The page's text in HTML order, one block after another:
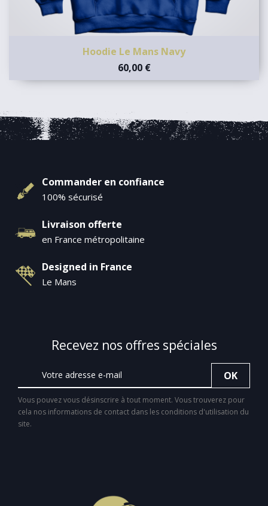
Hoodie Le Mans Navy
60,00 €
Commander en confiance
100% sécurisé
Livraison offerte
en France métropolitaine
Designed in France
Le Mans
Recevez nos offres spéciales
Vous pouvez vous désinscrire à tout moment. Vous trouverez pour
cela nos informations de contact dans les conditions d'utilisation du
site.